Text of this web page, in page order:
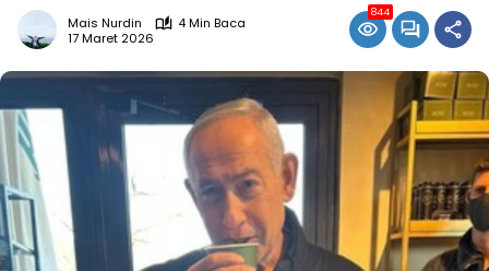
Mais Nurdin
4 Min Baca
17 Maret 2026
844